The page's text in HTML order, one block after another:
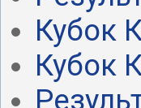
Кубок
Кубок